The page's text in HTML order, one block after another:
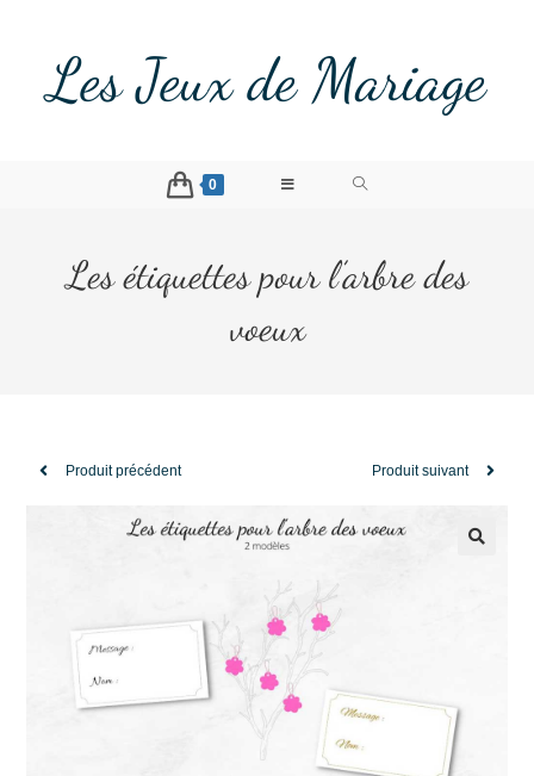
Les Jeux de Mariage
0
Les étiquettes pour l’arbre des
voeux
Produit précédent Produit suivant